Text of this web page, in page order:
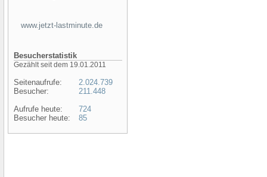
www.jetzt-lastminute.de
Besucherstatistik
Gezählt seit dem 19.01.2011
Seitenaufrufe:
Besucher:
Aufrufe heute:
Besucher heute:
2.024.739
211.448
724
85